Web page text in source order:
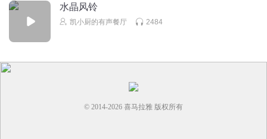
水晶风铃
凯小厨的有声餐厅 2484
© 2014-2026 喜马拉雅 版权所有